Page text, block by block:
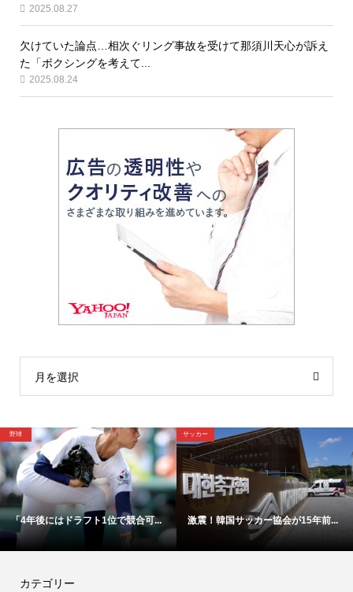
2025.08.27
欠けていた論点…相次ぐリング事故を受けて那須川天心が訴え
た「ボクシングを考えて...
2025.08.24
月を選択
野球
【映像】これが4年後ドラ1間違い...
野球
「高橋遥人は明らかに疲れている...
カテゴリー